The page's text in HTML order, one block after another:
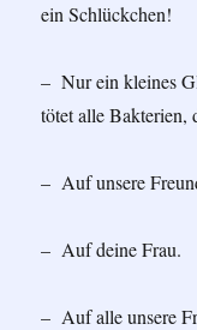
ein Schlückchen!
– Nur ein kleines
tötet alle Bakterien,
– Auf unsere
– Auf deine Frau.
– Auf alle unsere